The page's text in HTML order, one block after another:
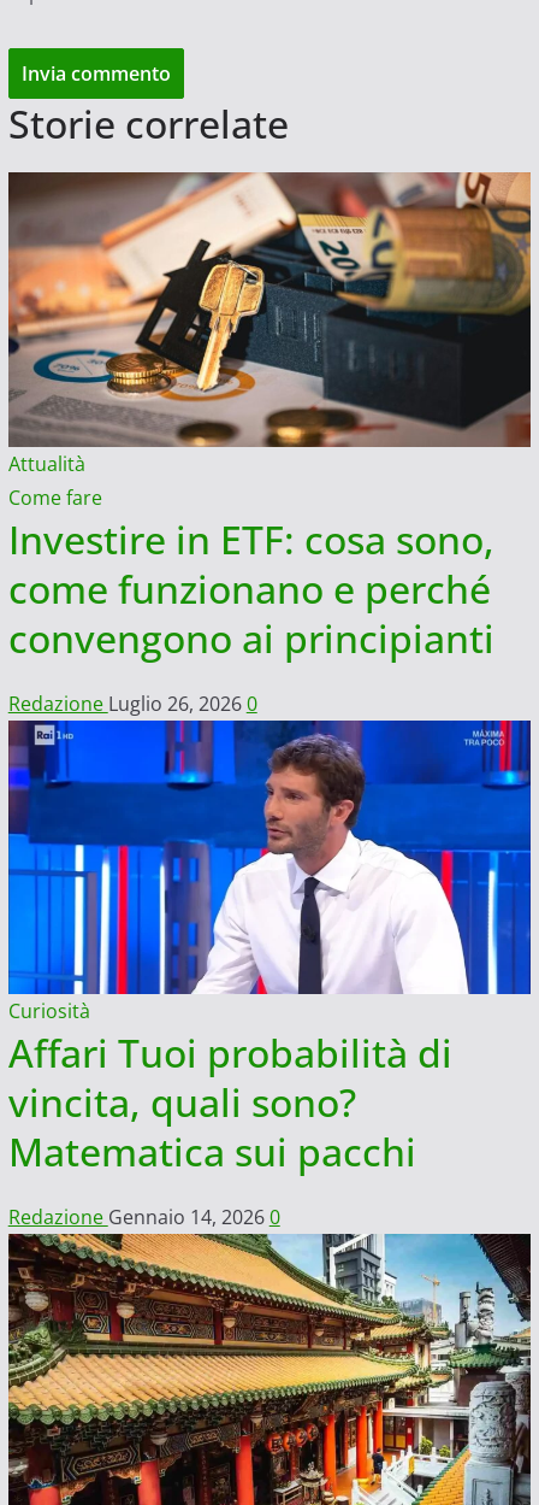
Storie correlate
Attualità
Come fare
Investire in ETF: cosa sono,
come funzionano e perché
convengono ai principianti
Redazione Luglio 26, 20260
Curiosità
Affari Tuoi probabilità di
vincita, quali sono?
Matematica sui pacchi
Redazione Gennaio 14, 20260